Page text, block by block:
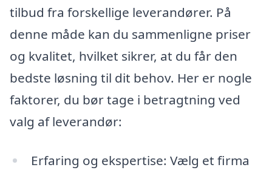
tilbud fra forskellige leverandører. På
denne måde kan du sammenligne priser
og kvalitet, hvilket sikrer, at du får den
bedste løsning til dit behov. Her er nogle
faktorer, du bør tage i betragtning ved
valg af leverandør:
Erfaring og ekspertise: Vælg et firma